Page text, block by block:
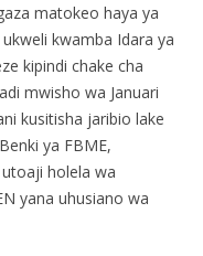
matokeo haya ya
kwamba Idara ya
kipindi chake cha
mwisho wa Januari
kusitisha jaribio lake
ya FBME,
holela wa
yana uhusiano wa